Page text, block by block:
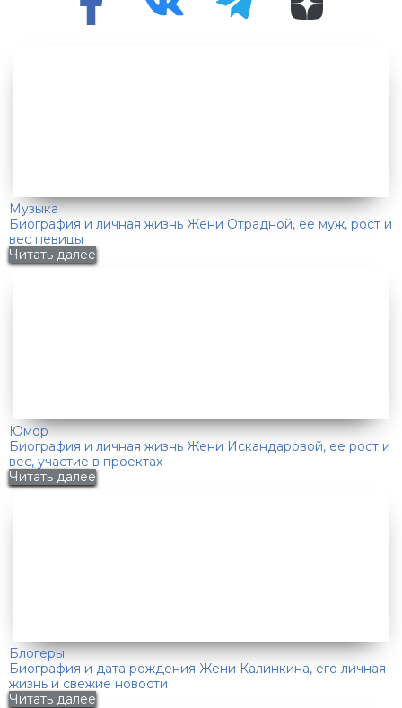
Музыка
Биография и личная жизнь Жени Отрадной, ее муж, рост и
вес певицы
Читать далее
Юмор
Биография и личная жизнь Жени Искандаровой, ее рост и
вес, участие в проектах
Читать далее
Блогеры
Биография и дата рождения Жени Калинкина, его личная
жизнь и свежие новости
Читать далее